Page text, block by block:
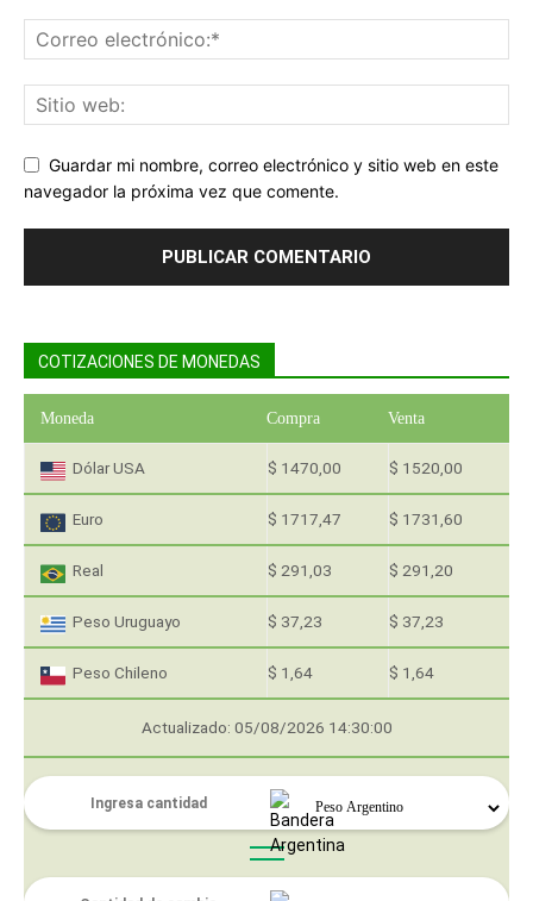
Guardar mi nombre, correo electrónico y sitio web en este
navegador la próxima vez que comente.
COTIZACIONES DE MONEDAS
Moneda Compra Venta
Dólar USA $ 1470,00 $ 1520,00
Euro $ 1717,47 $ 1731,60
Real $ 291,03 $ 291,20
Peso Uruguayo $ 37,23 $ 37,23
Peso Chileno $ 1,64 $ 1,64
Actualizado: 05/08/2026 14:30:00